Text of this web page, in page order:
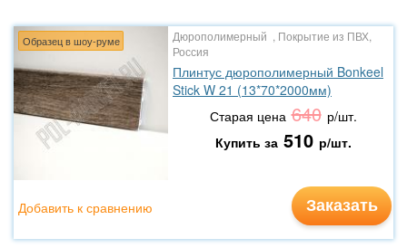
Образец в шоу-руме
Дюрополимерный , Покрытие из ПВХ,
Россия
Плинтус дюрополимерный Bonkeel
Stick W 21 (13*70*2000мм)
Старая цена 640 р/шт.
Купить за 510 р/шт.
Заказать
Добавить к сравнению